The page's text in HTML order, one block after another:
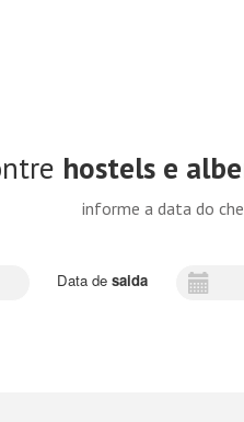
hostels e
informe a data do
Data de saida